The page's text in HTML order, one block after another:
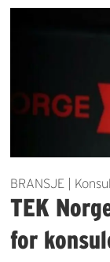
BRANSJE |
TEK
for